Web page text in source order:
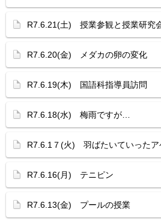
R7.6.21(土) 授業参観と授業研究
R7.6.20(金) メダカの卵の変化
R7.6.19(木) 国語科指導員訪問
R7.6.18(水) 梅雨ですが…
R7.6.1７(火) 羽ばたいていったア
R7.6.16(月) テニピン
R7.6.13(金) プールの授業